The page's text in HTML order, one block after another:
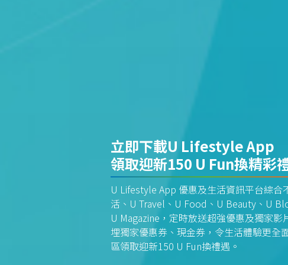
立即下載U Lifestyle App
領取迎新150 U Fun換精彩
U Lifestyle App 優惠及生活資訊平台綜合
活、U Travel、U Food、U Beauty、U
U Magazine，定時放送超強優惠及獨家
埋獨家優惠券、現金券，令生活體驗更全
區領取迎新150 U Fun換禮遇。